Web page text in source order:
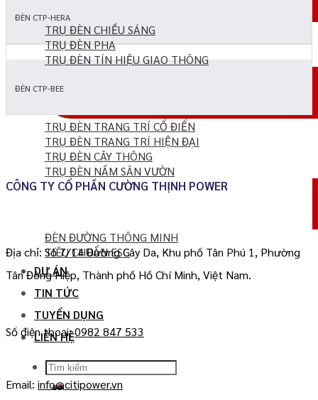
TRỤ ĐÈN CHIẾU SÁNG
TRỤ ĐÈN PHA
TRỤ ĐÈN TÍN HIỆU GIAO THÔNG
TRỤ ĐÈN TRANG TRÍ CỔ ĐIỂN
TRỤ ĐÈN TRANG TRÍ HIỆN ĐẠI
TRỤ ĐÈN CÂY THÔNG
TRỤ ĐÈN NẤM SÂN VƯỜN
ĐÈN ĐƯỜNG THÔNG MINH
TIÊU CHUẨN ESG
DỰ ÁN
TIN TỨC
TUYỂN DỤNG
LIÊN HỆ
Search
for:
ĐÈN CTP-HERA
ĐÈN CTP-BEE
CÔNG TY CỔ PHẦN CƯỜNG THỊNH POWER
Địa chỉ: Số 7/14 Đường Cây Da, Khu phố Tân Phú 1, Phường
Tân Đông Hiệp, Thành phố Hồ Chí Minh, Việt Nam.
Số điện thoại:0982 847 533
Email: info@citipower.vn